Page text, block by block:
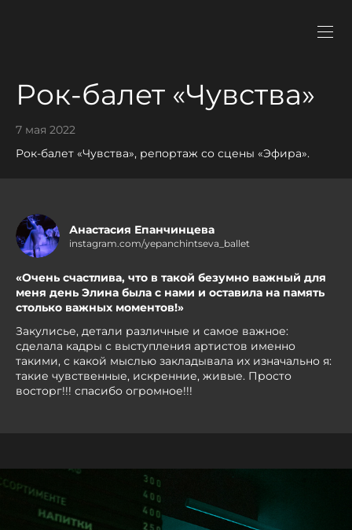
Рок-балет «Чувства»
7 мая 2022
Рок-балет «Чувства», репортаж со сцены «Эфира».
Анастасия Епанчинцева
instagram.com/yepanchintseva_ballet
«Очень счастлива, что в такой безумно важный для
меня день Элина была с нами и оставила на память
столько важных моментов!»
Закулисье, детали различные и самое важное:
сделала кадры с выступления артистов именно
такими, с какой мыслью закладывала их изначально я:
такие чувственные, искренние, живые. Просто
восторг!!! спасибо огромное!!!